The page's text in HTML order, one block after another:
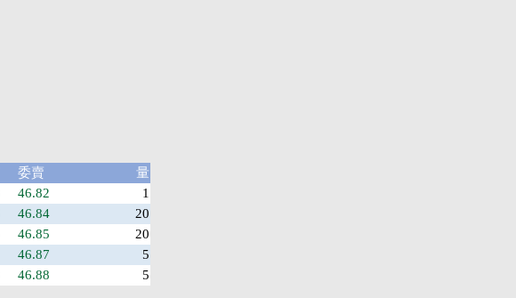
委賣
量
46.82
1
46.84
20
46.85
20
46.87
5
46.88 5